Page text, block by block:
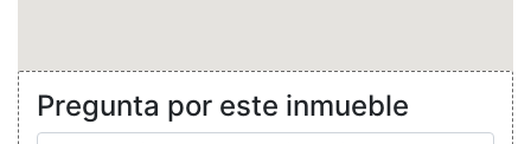
Pregunta por este inmueble